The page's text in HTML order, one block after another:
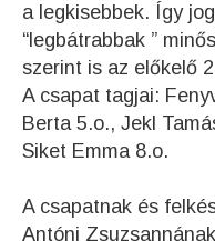
a legkisebbek. Így
“legbátrabbak ”
szerint is az előkelő
A csapat tagjai:
Berta 5.o., Jekl
Siket Emma 8.o.
A csapatnak és
Antóni